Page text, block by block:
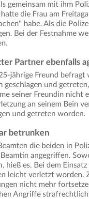
gemeinsam mit ihm
die Frau am
habe. Als die
Bei der Festnahme
Partner ebenfalls
jährige Freund befragt
geschlagen und
seiner Freundin nicht
an seinem Bein
und getreten worden.
betrunken
die beiden in
angegriffen.
hieß es. Bei dem
leicht verletzt worden.
nicht mehr
Angriffe